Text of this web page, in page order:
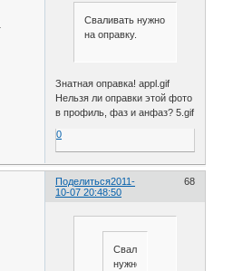
Сваливать нужно
на оправку.
Знатная оправка! appl.gif
Нельзя ли оправки этой фото
в профиль, фаз и анфаз? 5.gif
0
Поделиться 68
2011-
10-07 20:48:50
Сваливать
нужно